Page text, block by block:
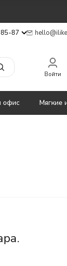
87
Войти
офис Мягкие